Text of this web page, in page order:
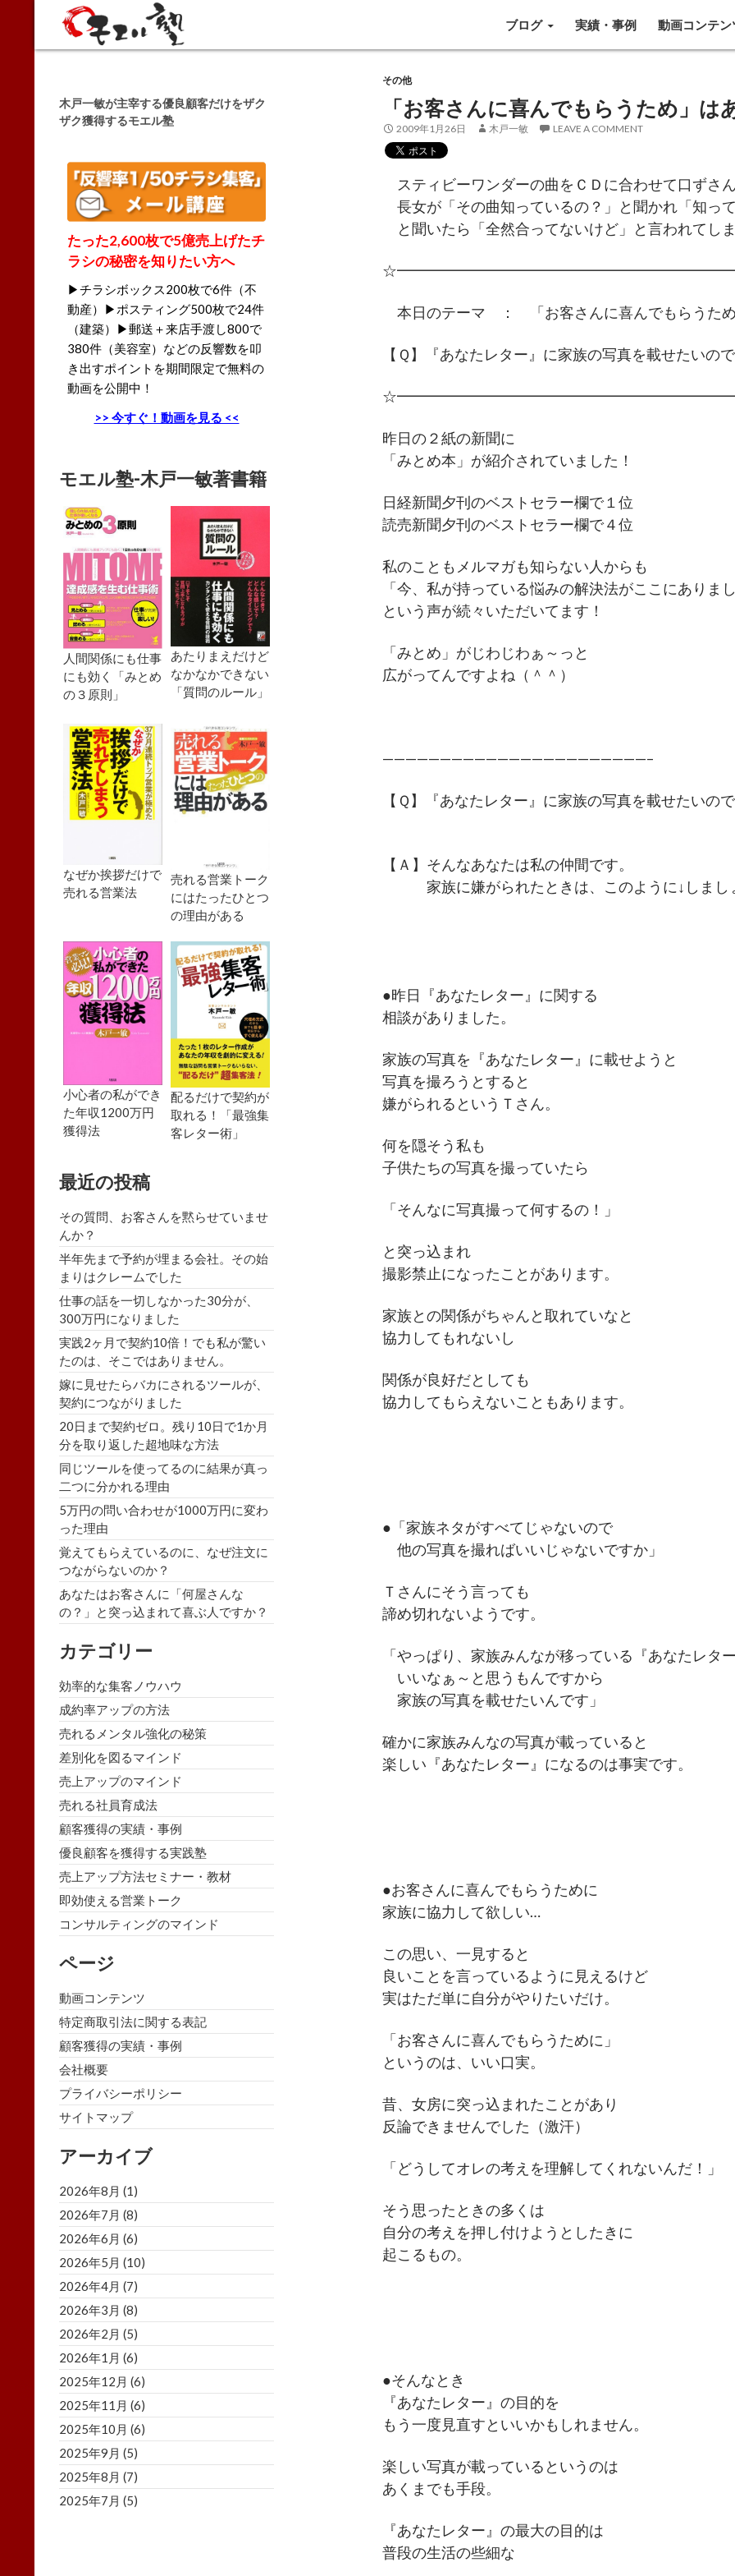
Search
ブログ
実績・事例 動画コンテン
その他
「お客さんに喜んでもらうため」は
2009年1月26日 木戸一敏 LEAVE A COMMENT
スティビーワンダーの曲をＣＤに合わせて口ずさ
長女が「その曲知っているの？」と聞かれ「知って
と聞いたら「全然合ってないけど」と言われてしま
本日のテーマ ： 「お客さんに喜んでもらうため
【Ｑ】『あなたレター』に家族の写真を載せたいの
昨日の２紙の新聞に
「みとめ本」が紹介されていました！
日経新聞夕刊のベストセラー欄で１位
読売新聞夕刊のベストセラー欄で４位
私のこともメルマガも知らない人からも
「今、私が持っている悩みの解決法がここにありまし
という声が続々いただいてます！
「みとめ」がじわじわぁ～っと
広がってんですよね（＾＾）
———————————————————————–
【Ｑ】『あなたレター』に家族の写真を載せたいの
【Ａ】そんなあなたは私の仲間です。
家族に嫌がられたときは、このように↓しまし
●昨日『あなたレター』に関する
相談がありました。
家族の写真を『あなたレター』に載せようと
写真を撮ろうとすると
嫌がられるというＴさん。
何を隠そう私も
子供たちの写真を撮っていたら
「そんなに写真撮って何するの！」
と突っ込まれ
撮影禁止になったことがあります。
家族との関係がちゃんと取れていなと
協力してもれないし
関係が良好だとしても
協力してもらえないこともあります。
●「家族ネタがすべてじゃないので
他の写真を撮ればいいじゃないですか」
Ｔさんにそう言っても
諦め切れないようです。
「やっぱり、家族みんなが移っている『あなたレタ
いいなぁ～と思うもんですから
家族の写真を載せたいんです」
確かに家族みんなの写真が載っていると
楽しい『あなたレター』になるのは事実です。
●お客さんに喜んでもらうために
家族に協力して欲しい…
この思い、一見すると
良いことを言っているように見えるけど
実はただ単に自分がやりたいだけ。
「お客さんに喜んでもらうために」
というのは、いい口実。
昔、女房に突っ込まれたことがあり
反論できませんでした（激汗）
「どうしてオレの考えを理解してくれないんだ！」
そう思ったときの多くは
自分の考えを押し付けようとしたきに
起こるもの。
●そんなとき
『あなたレター』の目的を
もう一度見直すといいかもしれません。
楽しい写真が載っているというのは
あくまでも手段。
『あなたレター』の最大の目的は
普段の生活の些細な
木戸一敏が主宰する優良顧客だけをザク
ザク獲得するモエル塾
たった2,600枚で5億売上げたチ
ラシの秘密を知りたい方へ
▶チラシボックス200枚で6件（不
動産）▶ポスティング500枚で24件
（建築）▶郵送＋来店手渡し800で
380件（美容室）などの反響数を叩
き出すポイントを期間限定で無料の
動画を公開中！
>> 今すぐ！動画を見る <<
モエル塾-木戸一敏著書籍
人間関係にも仕事
にも効く「みとめ
の３原則」
あたりまえだけど
なかなかできない
「質問のルール」
なぜか挨拶だけで
売れる営業法
売れる営業トーク
にはたったひとつ
の理由がある
小心者の私ができ
た年収1200万円
獲得法
配るだけで契約が
取れる！「最強集
客レター術」
最近の投稿
その質問、お客さんを黙らせていませ
んか？
半年先まで予約が埋まる会社。その始
まりはクレームでした
仕事の話を一切しなかった30分が、
300万円になりました
実践2ヶ月で契約10倍！でも私が驚い
たのは、そこではありません。
嫁に見せたらバカにされるツールが、
契約につながりました
20日まで契約ゼロ。残り10日で1か月
分を取り返した超地味な方法
同じツールを使ってるのに結果が真っ
二つに分かれる理由
5万円の問い合わせが1000万円に変わ
った理由
覚えてもらえているのに、なぜ注文に
つながらないのか？
あなたはお客さんに「何屋さんな
の？」と突っ込まれて喜ぶ人ですか？
カテゴリー
効率的な集客ノウハウ
成約率アップの方法
売れるメンタル強化の秘策
差別化を図るマインド
売上アップのマインド
売れる社員育成法
顧客獲得の実績・事例
優良顧客を獲得する実践塾
売上アップ方法セミナー・教材
即効使える営業トーク
コンサルティングのマインド
ページ
動画コンテンツ
特定商取引法に関する表記
顧客獲得の実績・事例
会社概要
プライバシーポリシー
サイトマップ
アーカイブ
2026年8月 (1)
2026年7月 (8)
2026年6月 (6)
2026年5月 (10)
2026年4月 (7)
2026年3月 (8)
2026年2月 (5)
2026年1月 (6)
2025年12月 (6)
2025年11月 (6)
2025年10月 (6)
2025年9月 (5)
2025年8月 (7)
2025年7月 (5)